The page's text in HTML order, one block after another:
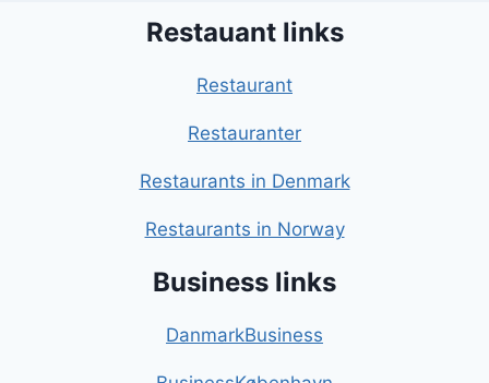
Restauant links
Restaurant
Restauranter
Restaurants in Denmark
Restaurants in Norway
Business links
DanmarkBusiness